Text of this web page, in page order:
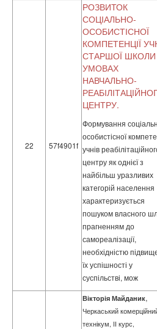
22 57f4901f
РОЗВИТОК
СОЦІАЛЬНО-
ОСОБИСТІСНОЇ
КОМПЕТЕНЦІЇ
СТАРШОЇ
УМОВАХ
НАВЧАЛЬНО-
ЦЕНТРУ.
Формування
особистісної
учнів
центру як однієї з
найбільш уразливих
категорій населення
характеризується
пошуком власного
прагненням до
самореалізації,
необхідністю
їх успішності у
суспільстві, мож
Вікторія Майданик,
Черкаський
технікум, ІІ курс,